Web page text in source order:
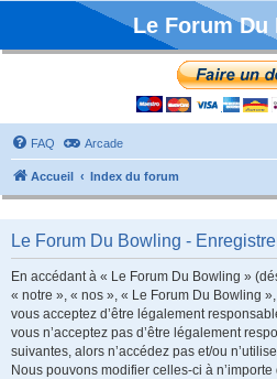
Le Forum Du
FAQ Arcade
Accueil Index du forum
Le Forum Du Bowling -
En accédant à « Le Forum Du Bowling »
« notre », « nos », « Le Forum Du Bowling
vous acceptez d’être légalement
vous n’acceptez pas d’être légalement
suivantes, alors n’accédez pas et/ou
Nous pouvons modifier celles-ci à